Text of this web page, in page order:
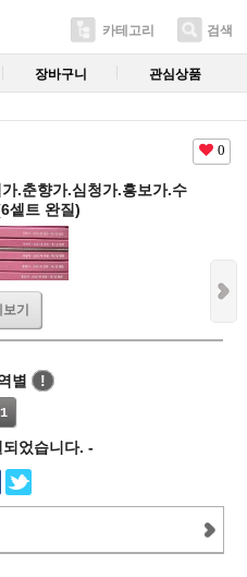
카테고리 검색
장바구니 관심상품
0
.춘향가.심청가.흥보가.수
셑트 완질)
기
별
!
었습니다. -